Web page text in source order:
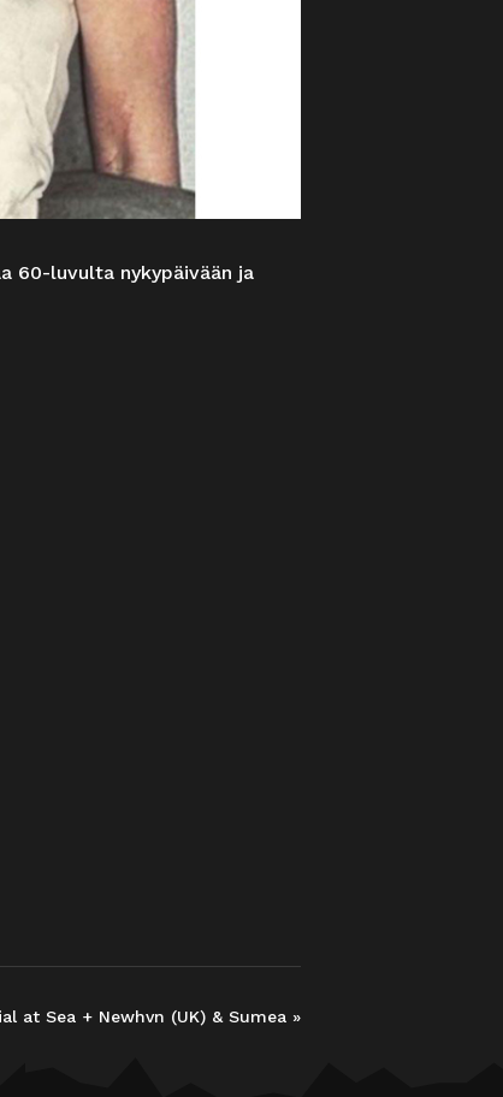
60-luvulta nykypäivään ja
at Sea + Newhvn (UK) & Sumea »